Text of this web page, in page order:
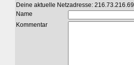
Deine aktuelle Netzadresse: 216.73.216.69
Name
Kommentar